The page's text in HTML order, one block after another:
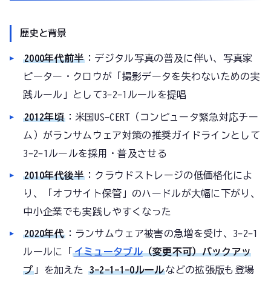
歴史と背景
2000年代前半 ：デジタル写真の普及に伴い、写真家
ピーター・クロウが「撮影データを失わないための実
践ルール」として3-2-1ルールを提唱
2012年頃：米国US-CERT（コンピュータ緊急対応チー
ム）がランサムウェア対策の推奨ガイドラインとして
3-2-1ルールを採用・普及させる
2010年代後半 ：クラウドストレージの低価格化によ
り、「オフサイト保管」のハードルが大幅に下がり、
中小企業でも実践しやすくなった
2020年代：ランサムウェア被害の急増を受け、3-2-1
ルールに「 イミュータブル（変更不可）バックアッ
プ 」を加えた3-2-1-1-0ルールなどの拡張版も登場